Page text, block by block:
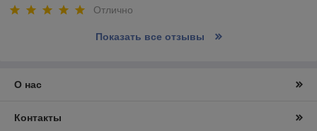
Отлично
Показать все отзывы
О нас
Контакты